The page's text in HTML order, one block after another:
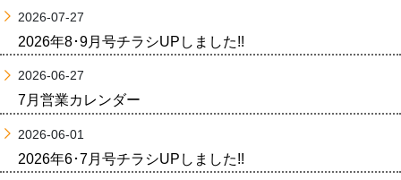
2026-07-27
2026年8･9月号チラシUPしました!!
2026-06-27
7月営業カレンダー
2026-06-01
2026年6･7月号チラシUPしました!!